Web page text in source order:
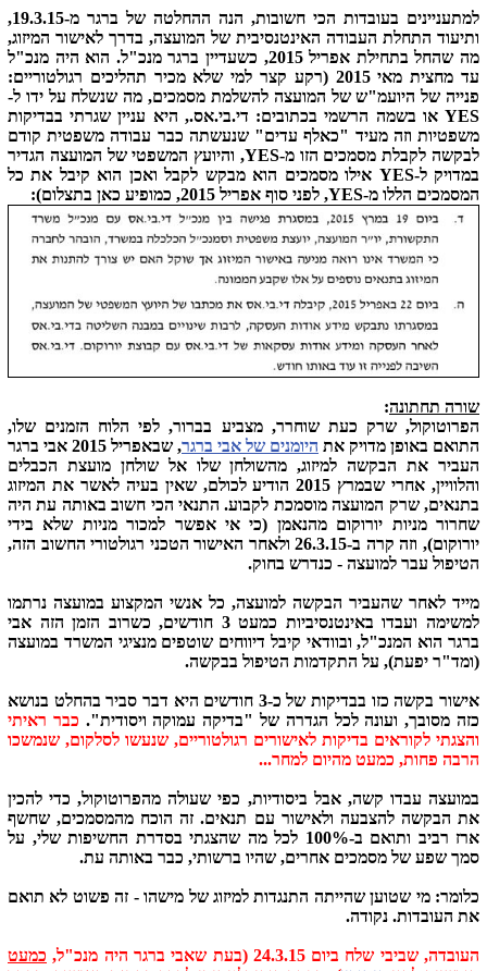
למתעניינים בעובדות הכי חשובות, הנה ההחלטה של ברגר מ-19.3.15,
ותיעוד התחלת העבודה האינטנסיבית של המועצה, בדרך לאישור המיזוג,
מה שהחל בתחילת אפריל 2015, כשעדיין ברגר מנכ"ל. הוא היה מנכ"ל
עד מחצית מאי 2015 (רקע קצר למי שלא מכיר תהליכים רגולטוריים:
פנייה של היועמ"ש של המועצה להשלמת מסמכים, מה שנשלח על ידו ל-
YES או בשמה הרשמי בכתובים: די.בי.אס., היא עניין שגרתי בבדיקות
משפטיות וזה מעיד "כאלף עדים" שנעשתה כבר עבודה משפטית קודם
לבקשה לקבלת מסמכים הזו מ-YES, והיועץ המשפטי של המועצה הגדיר
במדויק ל-YES אילו מסמכים הוא מבקש לקבל ואכן הוא קיבל את כל
המסמכים הללו מ-YES, לפני סוף אפריל 2015, כמופיע כאן בתצלום):
שורה תחתונה:
הפרוטוקול, שרק כעת שוחרר, מצביע בברור, לפי הלוח הזמנים שלו,
התואם באופן מדויק את היומנים של אבי ברגר
, שבאפריל 2015 אבי ברגר
העביר את הבקשה למיזוג, מהשולחן שלו אל שולחן מועצת הכבלים
והלוויין, אחרי שבמרץ 2015 הודיע לכולם, שאין בעיה לאשר את המיזוג
בתנאים, שרק המועצה מוסמכת לקבוע. התנאי הכי חשוב באותה עת היה
שחרור מניות יורוקום מהנאמן (כי אי אפשר למכור מניות שלא בידי
יורוקום), וזה קרה ב-26.3.15 ולאחר האישור הטכני רגולטורי החשוב הזה,
הטיפול עבר למועצה - כנדרש בחוק.
מייד לאחר שהעביר הבקשה למועצה, כל אנשי המקצוע במועצה נרתמו
למשימה ועבדו באינטנסיביות כמעט 3 חודשים, כשרוב הזמן הזה אבי
ברגר הוא המנכ"ל, ובוודאי קיבל דיווחים שוטפים מנציגי המשרד במועצה
(ומד"ר יפעת), על התקדמות הטיפול בבקשה.
אישור בקשה כזו בבדיקות של כ-3 חודשים היא דבר סביר בהחלט בנושא
כזה מסובך, ועונה לכל הגדרה של "בדיקה עמוקה ויסודית". כבר ראיתי
והצגתי לקוראים בדיקות לאישורים רגולטוריים, שנעשו לסלקום, שנמשכו
הרבה פחות, כמעט מהיום למחר...
במועצה עבדו קשה, אבל ביסודיות, כפי שעולה מהפרוטוקול, כדי להכין
את הבקשה להצבעה ולאישור עם תנאים. זה הוכח מהמסמכים, שחשף
ארז רביב ותואם ב-100% לכל מה שהצגתי בסדרת החשיפות שלי, על
סמך שפע של מסמכים אחרים, שהיו ברשותי, כבר באותה עת.
כלומר: מי שטוען שהייתה התנגדות למיזוג של מישהו - זה פשוט לא תואם
את העובדות. נקודה.
העובדה, שביבי שלח ביום 24.3.15 (בעת שאבי ברגר היה מנכ"ל,
כמעט